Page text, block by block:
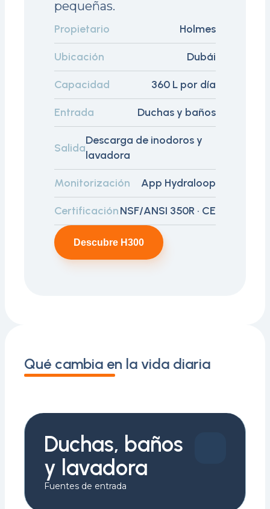
pequeñas.
Propietario Holmes
Ubicación Dubái
Capacidad 360 L por día
Entrada Duchas y baños
Salida
Descarga de inodoros y
lavadora
Monitorización App Hydraloop
CertificaciónNSF/ANSI 350R · CE
Descubre H300
Qué cambia en la vida diaria
Duchas, baños
y lavadora
Fuentes de entrada